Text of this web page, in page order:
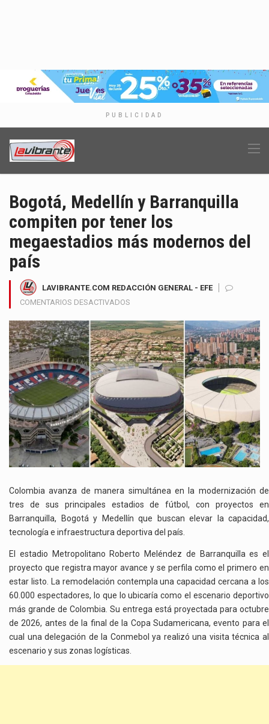
PUBLICIDAD
Bogotá, Medellín y Barranquilla
compiten por tener los
megaestadios más modernos del
país
LAVIBRANTE.COM REDACCIÓN GENERAL - EFE
COMENTARIOS DESACTIVADOS
MEDELLÍN
Y
BARRANQUILLA
COMPITEN
POR
LOS
MEGAESTADIOS
MÁS
MODERNOS
DEL
PAÍS
Colombia avanza de manera simultánea en la modernización de
tres de sus principales estadios de fútbol, con proyectos en
Barranquilla, Bogotá y Medellín que buscan elevar la capacidad,
tecnología e infraestructura deportiva del país.
El estadio Metropolitano Roberto Meléndez de Barranquilla es el
proyecto que registra mayor avance y se perfila como el primero en
estar listo. La remodelación contempla una capacidad cercana a los
60.000 espectadores, lo que lo ubicaría como el escenario deportivo
más grande de Colombia. Su entrega está proyectada para octubre
de 2026, antes de la final de la Copa Sudamericana, evento para el
cual una delegación de la Conmebol ya realizó una visita técnica al
escenario y sus zonas logísticas.